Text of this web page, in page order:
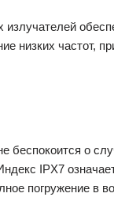
излучателей
низких частот,
беспокоится о
IPX7
погружение в